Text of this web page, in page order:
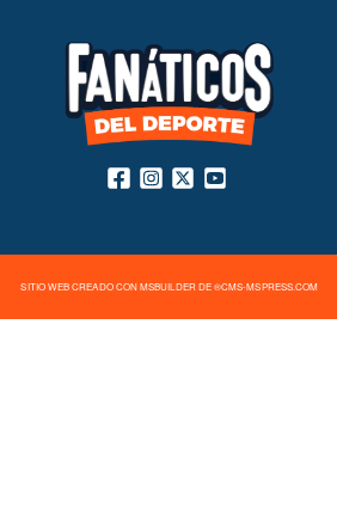
SITIO WEB CREADO CON MSBUILDER DE ®CMS-MSPRESS.COM